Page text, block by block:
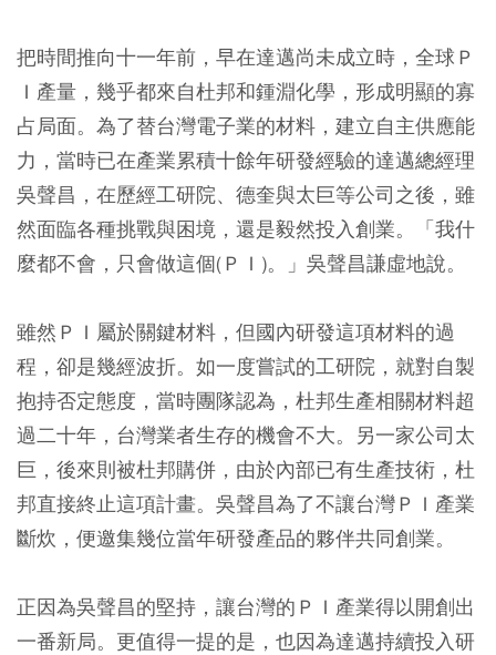
把時間推向十一年前，早在達邁尚未成立時，全球Ｐ
Ｉ產量，幾乎都來自杜邦和鍾淵化學，形成明顯的寡
占局面。為了替台灣電子業的材料，建立自主供應能
力，當時已在產業累積十餘年研發經驗的達邁總經理
吳聲昌，在歷經工研院、德奎與太巨等公司之後，雖
然面臨各種挑戰與困境，還是毅然投入創業。「我什
麼都不會，只會做這個(ＰＩ)。」吳聲昌謙虛地說。
雖然ＰＩ屬於關鍵材料，但國內研發這項材料的過
程，卻是幾經波折。如一度嘗試的工研院，就對自製
抱持否定態度，當時團隊認為，杜邦生產相關材料超
過二十年，台灣業者生存的機會不大。另一家公司太
巨，後來則被杜邦購併，由於內部已有生產技術，杜
邦直接終止這項計畫。吳聲昌為了不讓台灣ＰＩ產業
斷炊，便邀集幾位當年研發產品的夥伴共同創業。
正因為吳聲昌的堅持，讓台灣的ＰＩ產業得以開創出
一番新局。更值得一提的是，也因為達邁持續投入研